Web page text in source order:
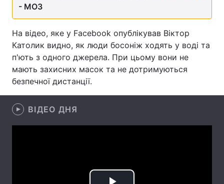
Техно і зв'язок
Зброя Інциденти
Здоров'я Туризм
Цікавинки
Думки
- МОЗ
На відео, яке у Facebook опублікував Віктор
Католик видно, як люди босоніж ходять у воді та
п'ють з одного джерела. При цьому вони не
мають захисних масок та не дотримуються
безпечної дистанції.
ВІДЕО ДНЯ